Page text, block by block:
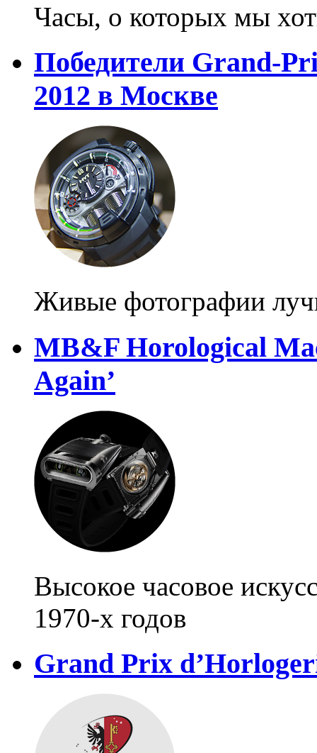
Часы, о которых мы
Победители Grand-
2012 в Москве
Живые фотографии
MB&F Horological
Again’
Высокое часовое
1970-х годов
Grand Prix